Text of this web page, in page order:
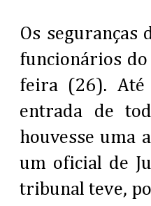
Os seguranças
funcionários
feira (26). Até
entrada de
houvesse uma
um oficial de
tribunal teve,